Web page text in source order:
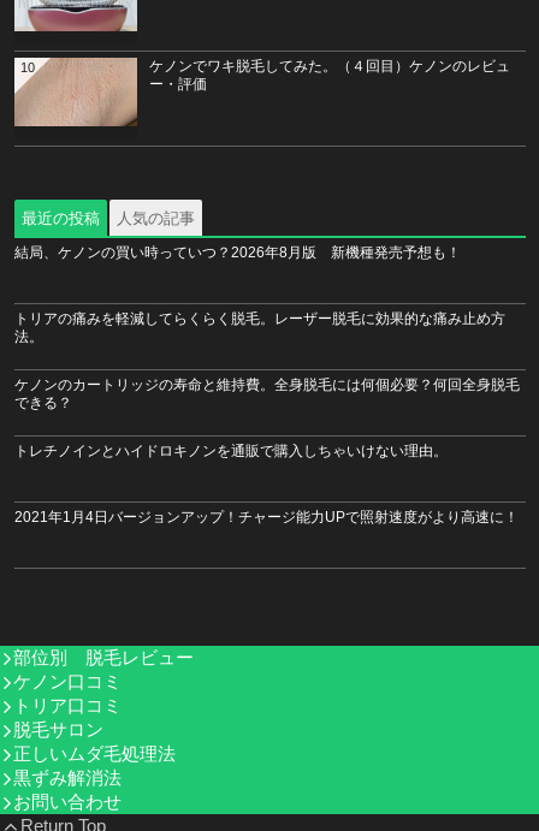
ケノンでワキ脱毛してみた。（４回目）ケノンのレビュ
ー・評価
10
最近の投稿 人気の記事
結局、ケノンの買い時っていつ？2026年8月版 新機種発売予想も！
トリアの痛みを軽減してらくらく脱毛。レーザー脱毛に効果的な痛み止め方
法。
ケノンのカートリッジの寿命と維持費。全身脱毛には何個必要？何回全身脱毛
できる？
トレチノインとハイドロキノンを通販で購入しちゃいけない理由。
2021年1月4日バージョンアップ！チャージ能力UPで照射速度がより高速に！
部位別 脱毛レビュー
ケノン口コミ
トリア口コミ
脱毛サロン
正しいムダ毛処理法
黒ずみ解消法
お問い合わせ
Return Top